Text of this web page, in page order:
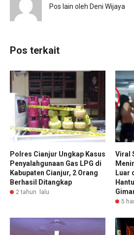
Pos lain oleh Deni Wijaya
Pos terkait
Polres Cianjur Ungkap Kasus
Penyalahgunaan Gas LPG di
Kabupaten Cianjur, 2 Orang
Berhasil Ditangkap
2 tahun lalu
Viral
Luar
5